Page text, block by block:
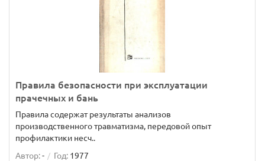
Правила безопасности при эксплуатации
прачечных и бань
Правила содержат результаты анализов
производственного травматизма, передовой опыт
профилактики несч..
Автор:- Год: 1977